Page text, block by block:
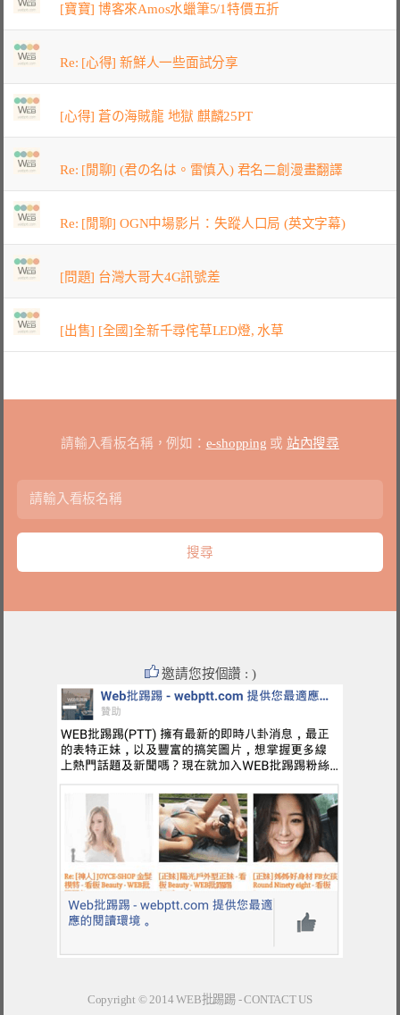
[寶寶] 博客來Amos水蠟筆5/1特價五折
Re: [心得] 新鮮人一些面試分享
[心得] 蒼の海賊龍 地獄 麒麟25PT
Re: [閒聊] (君の名は。雷慎入) 君名二創漫畫翻譯
Re: [閒聊] OGN中場影片：失蹤人口局 (英文字幕)
[問題] 台灣大哥大4G訊號差
[出售] [全國]全新千尋侘草LED燈, 水草
請輸入看板名稱，例如： e-shopping 或 站內搜尋
邀請您按個讚 : )
Copyright © 2014WEB批踢踢-CONTACT US